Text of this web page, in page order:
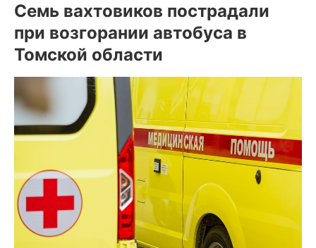
Семь вахтовиков пострадали
при возгорании автобуса в
Томской области